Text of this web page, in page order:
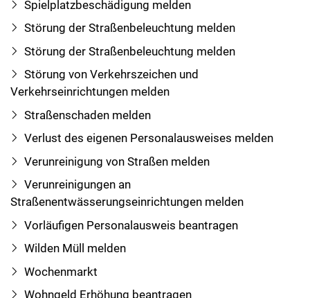
Spielplatzbeschädigung melden
Störung der Straßenbeleuchtung melden
Störung der Straßenbeleuchtung melden
Störung von Verkehrszeichen und
Verkehrseinrichtungen melden
Straßenschaden melden
Verlust des eigenen Personalausweises melden
Verunreinigung von Straßen melden
Verunreinigungen an
Straßenentwässerungseinrichtungen melden
Vorläufigen Personalausweis beantragen
Wilden Müll melden
Wochenmarkt
Wohngeld Erhöhung beantragen